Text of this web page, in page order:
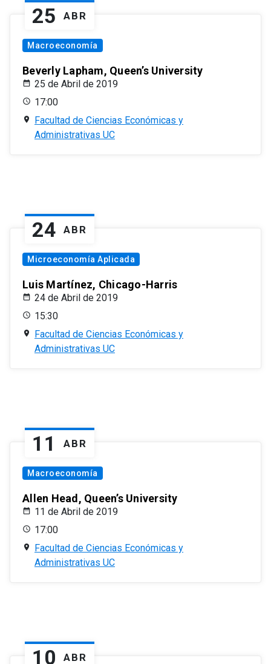
25 ABR
Macroeconomía
Beverly Lapham, Queen’s University
25 de Abril de 2019
17:00
Facultad de Ciencias Económicas y
Administrativas UC
24 ABR
Microeconomía Aplicada
Luis Martínez, Chicago-Harris
24 de Abril de 2019
15:30
Facultad de Ciencias Económicas y
Administrativas UC
11 ABR
Macroeconomía
Allen Head, Queen’s University
11 de Abril de 2019
17:00
Facultad de Ciencias Económicas y
Administrativas UC
10 ABR